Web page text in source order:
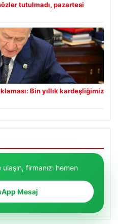
tutulmadı, pazartesi
Bin yıllık kardeşliğimiz
firmanızı hemen
Mesaj